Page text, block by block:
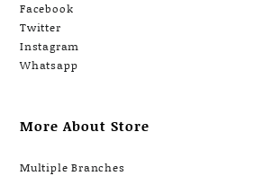
Facebook
Twitter
Instagram
Whatsapp
More About Store
Multiple Branches